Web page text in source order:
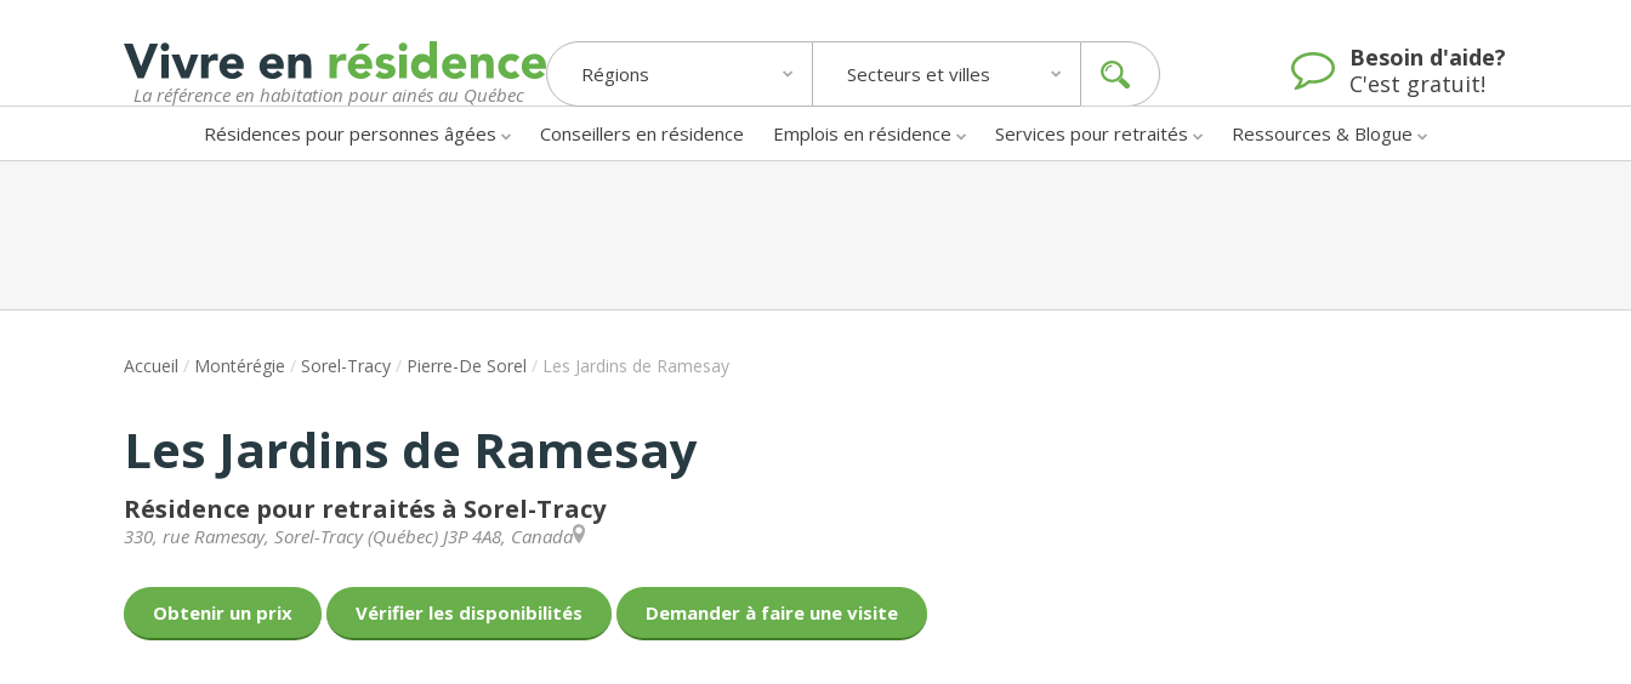
La référence en habitation pour ainés au Québec
Régions Secteurs et villes
Besoin d'aide?
C'est gratuit!
Résidences pour personnes âgées Conseillers en résidence Emplois en résidence Services pour retraités Ressources & Blogue
Accueil / Montérégie / Sorel-Tracy / Pierre-De Sorel / Les Jardins de Ramesay
Les Jardins de Ramesay
Résidence pour retraités à Sorel-Tracy
330, rue Ramesay, Sorel-Tracy(Québec) J3P 4A8, Canada
Obtenir un prix Vérifier les disponibilités Demander à faire une visite